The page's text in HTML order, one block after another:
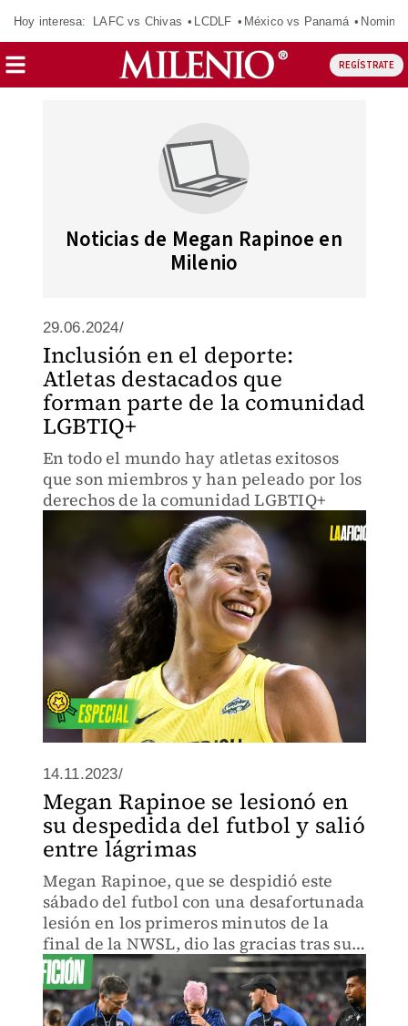
Hoy interesa: LAFC vs Chivas LCDLF México vs Panamá
REGÍSTRATE
Noticias de Megan Rapinoe en
Milenio
29.06.2024/
Inclusión en el deporte:
Atletas destacados que
forman parte de la comunidad
LGBTIQ+
En todo el mundo hay atletas exitosos
que son miembros y han peleado por los
derechos de la comunidad LGBTIQ+
14.11.2023/
Megan Rapinoe se lesionó en
su despedida del futbol y salió
entre lágrimas
Megan Rapinoe, que se despidió este
sábado del futbol con una desafortunada
lesión en los primeros minutos de la
final de la NWSL, dio las gracias tras su
último encuentro a todos los que le
acompañaron en su extraordinaria
carrera.